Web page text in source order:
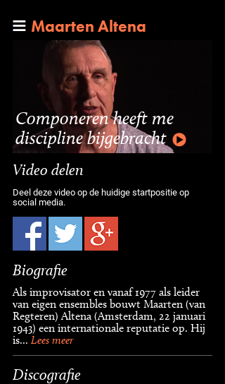
Maarten Altena
Componeren heeft me
discipline bijgebracht
Video delen
Deel deze video op de huidige startpositie op
social media.
Biografie
Als improvisator en vanaf 1977 als leider
van eigen ensembles bouwt Maarten (van
Regteren) Altena (Amsterdam, 22 januari
1943) een internationale reputatie op. Hij
is... Lees meer
Discografie